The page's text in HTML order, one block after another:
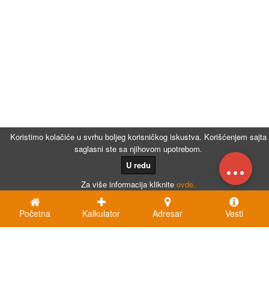
Koristimo kolačiće u svrhu boljeg korisničkog iskustva. Korišćenjem sajta
saglasni ste sa njihovom upotrebom.
U redu
Za više informacija kliknite ovde.
...
Početna Kalkulator Adresar Vesti